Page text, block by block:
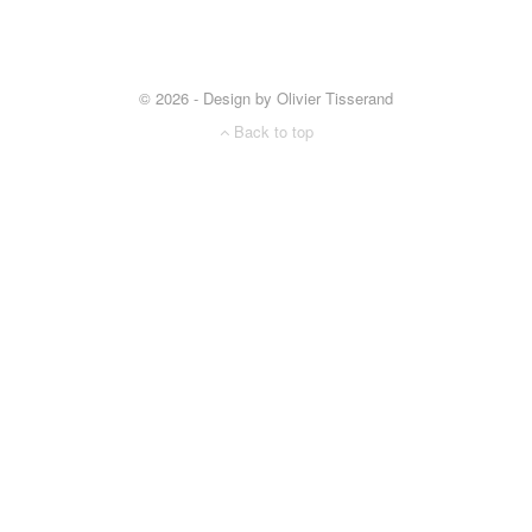
© 2026 - Design by Olivier Tisserand
Back to top